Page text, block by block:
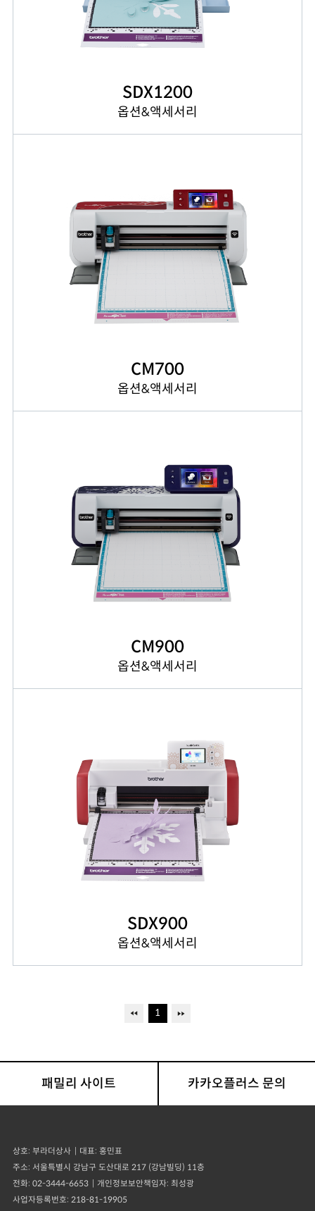
SDX1200
옵션&액세서리
CM700
옵션&액세서리
CM900
옵션&액세서리
SDX900
옵션&액세서리
1
패밀리 사이트 카카오플러스 문의
상호 부라더상사 대표 홍민표
주소 서울특별시 강남구 도산대로 217 (강남빌딩) 11층
전화 02-3444-6653 개인정보보안책임자 최성광
사업자등록번호 218-81-19905